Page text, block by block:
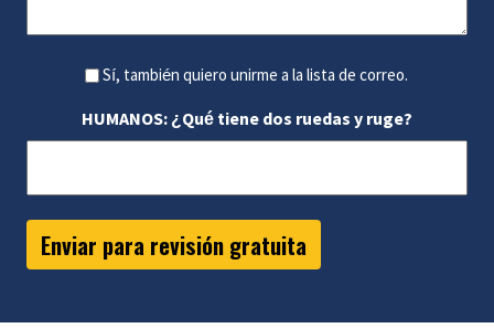
Sí, también quiero unirme a la lista de correo.
HUMANOS: ¿Qué tiene dos ruedas y ruge?
Enviar para revisión gratuita